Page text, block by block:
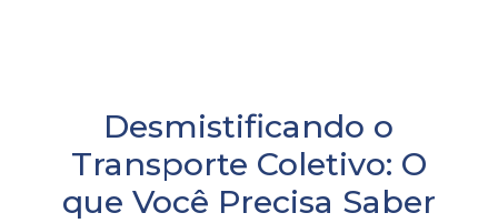
Desmistificando o
Transporte Coletivo: O
que Você Precisa Saber